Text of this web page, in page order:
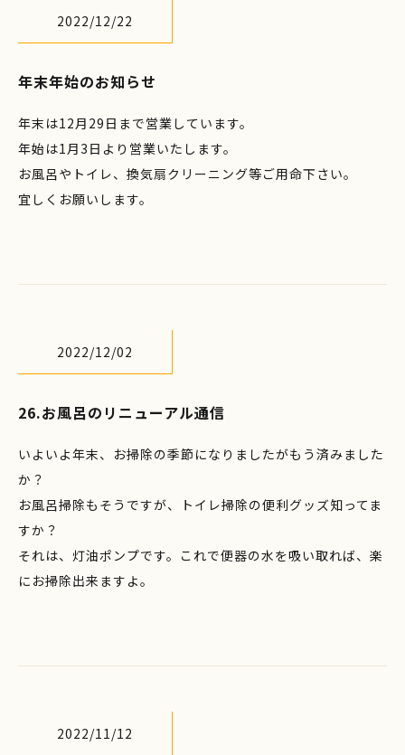
2022/12/22
年末年始のお知らせ
年末は12月29日まで営業しています。
年始は1月3日より営業いたします。
お風呂やトイレ、換気扇クリーニング等ご用命下さい。
宜しくお願いします。
2022/12/02
26.お風呂のリニューアル通信
いよいよ年末、お掃除の季節になりましたがもう済みました
か？
お風呂掃除もそうですが、トイレ掃除の便利グッズ知ってま
すか？
それは、灯油ポンプです。これで便器の水を吸い取れば、楽
にお掃除出来ますよ。
2022/11/12